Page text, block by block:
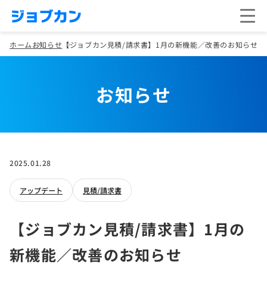
ホームお知らせ 【ジョブカン見積/請求書】1月の新機能／改善のお知らせ
お知らせ
2025.01.28
アップデート 見積/請求書
【ジョブカン見積/請求書】1月の
新機能／改善のお知らせ